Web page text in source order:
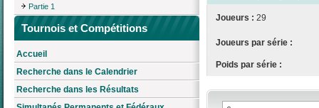
Partie 1
Tournois et Compétitions
Accueil
Recherche dans le Calendrier
Recherche dans les Résultats
Joueurs : 29
Joueurs par série :
Poids par série :